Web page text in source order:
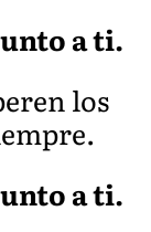
a ti.
los
a ti.